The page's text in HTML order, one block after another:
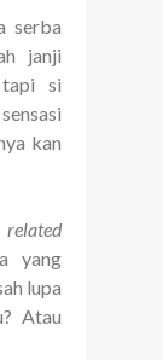
serba
janji
tapi si
kan
related
yang
lupa
Atau